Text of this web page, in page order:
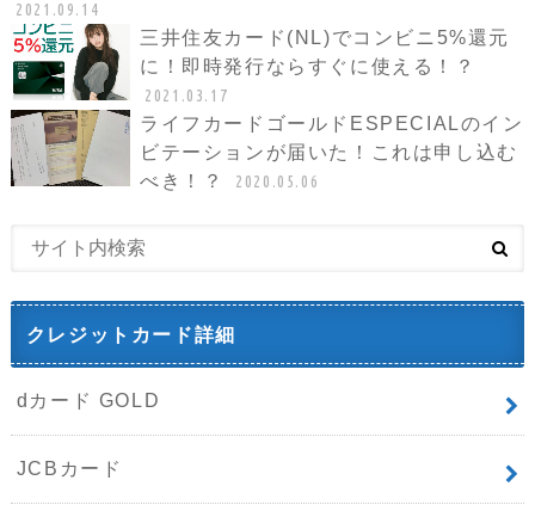
2021.09.14
三井住友カード(NL)でコンビニ5%還元
に！即時発行ならすぐに使える！？
2021.03.17
ライフカードゴールドESPECIALのイン
ビテーションが届いた！これは申し込む
べき！？
2020.05.06
クレジットカード詳細
dカード GOLD
JCBカード